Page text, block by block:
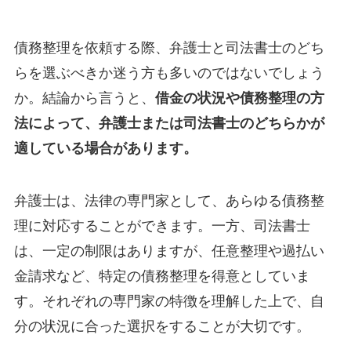
債務整理を依頼する際、弁護士と司法書士のどち
らを選ぶべきか迷う方も多いのではないでしょう
か。結論から言うと、 借金の状況や債務整理の方
法によって、弁護士または司法書士のどちらかが
適している場合があります。
弁護士は、法律の専門家として、あらゆる債務整
理に対応することができます。一方、司法書士
は、一定の制限はありますが、任意整理や過払い
金請求など、特定の債務整理を得意としていま
す。それぞれの専門家の特徴を理解した上で、自
分の状況に合った選択をすることが大切です。